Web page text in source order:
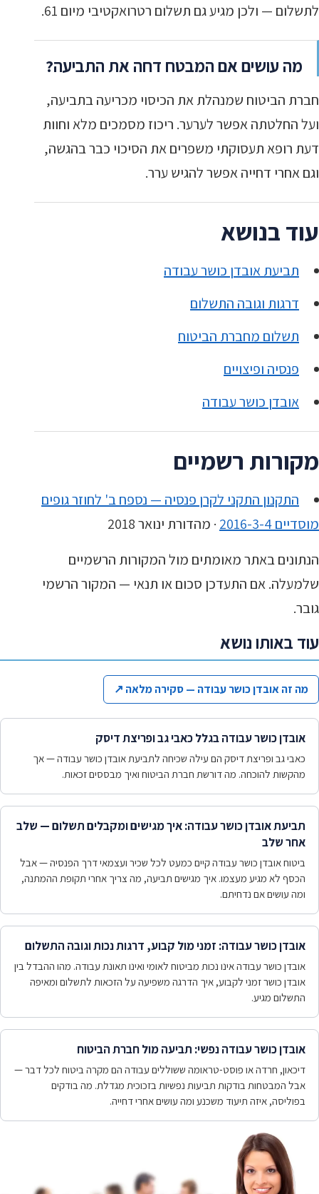
לתשלום — ולכן מגיע גם תשלום רטרואקטיבי מיום 61.
מה עושים אם המבטח דחה את התביעה?
חברת הביטוח שמנהלת את הכיסוי מכריעה בתביעה,
ועל החלטתה אפשר לערער. ריכוז מסמכים מלא וחוות
דעת רופא תעסוקתי משפרים את הסיכוי כבר בהגשה,
וגם אחרי דחייה אפשר להגיש ערר.
עוד בנושא
תביעת אובדן כושר עבודה
דרגות וגובה התשלום
תשלום מחברת הביטוח
פנסיה ופיצויים
אובדן כושר עבודה
מקורות רשמיים
התקנון התקני לקרן פנסיה — נספח ב' לחוזר גופים
מוסדיים 2016-3-4
· מהדורת ינואר 2018
הנתונים באתר מאומתים מול המקורות הרשמיים
שלמעלה. אם התעדכן סכום או תנאי — המקור הרשמי
גובר.
עוד באותו נושא
מה זה אובדן כושר עבודה — סקירה מלאה ↗
אובדן כושר עבודה בגלל כאבי גב ופריצת דיסק
כאבי גב ופריצת דיסק הם עילה שכיחה לתביעת אובדן כושר עבודה — אך
מהקשות להוכחה. מה דורשת חברת הביטוח ואיך מבססים זכאות.
תביעת אובדן כושר עבודה: איך מגישים ומקבלים תשלום — שלב
אחר שלב
ביטוח אובדן כושר עבודה קיים כמעט לכל שכיר ועצמאי דרך הפנסיה — אבל
הכסף לא מגיע מעצמו. איך מגישים תביעה, מה צריך אחרי תקופת ההמתנה,
ומה עושים אם נדחיתם.
אובדן כושר עבודה: זמני מול קבוע, דרגות נכות וגובה התשלום
אובדן כושר עבודה אינו נכות מביטוח לאומי ואינו תאונת עבודה. מהו ההבדל בין
אובדן כושר זמני לקבוע, איך הדרגה משפיעה על הזכאות לתשלום ומאיפה
התשלום מגיע.
אובדן כושר עבודה נפשי: תביעה מול חברת הביטוח
דיכאון, חרדה או פוסט-טראומה ששוללים עבודה הם מקרה ביטוח לכל דבר —
אבל המבטחות בודקות תביעות נפשיות בזכוכית מגדלת. מה בודקים
בפוליסה, איזה תיעוד משכנע ומה עושים אחרי דחייה.